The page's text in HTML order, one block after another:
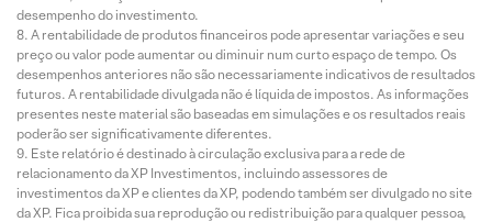
desempenho do investimento.
A rentabilidade de produtos financeiros pode apresentar variações e seu
preço ou valor pode aumentar ou diminuir num curto espaço de tempo. Os
desempenhos anteriores não são necessariamente indicativos de resultados
futuros. A rentabilidade divulgada não é líquida de impostos. As informações
presentes neste material são baseadas em simulações e os resultados reais
poderão ser significativamente diferentes.
Este relatório é destinado à circulação exclusiva para a rede de
relacionamento da XP Investimentos, incluindo assessores de
investimentos da XP e clientes da XP, podendo também ser divulgado no site
da XP. Fica proibida sua reprodução ou redistribuição para qualquer pessoa,